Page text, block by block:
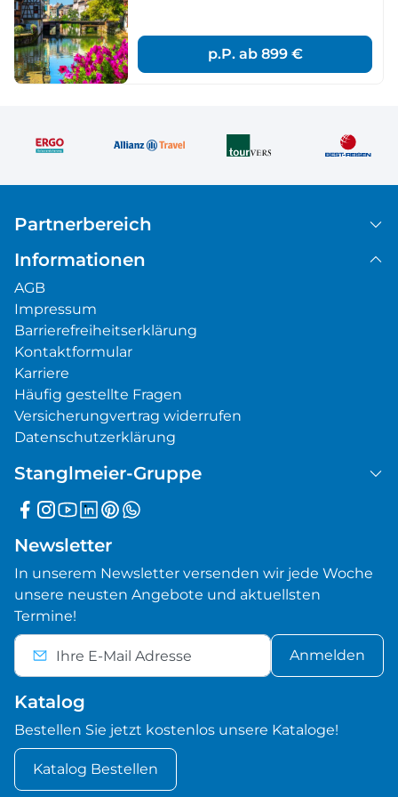
p.P. ab 899 €
Partnerbereich
Informationen
AGB
Impressum
Barrierefreiheitserklärung
Kontaktformular
Karriere
Häufig gestellte Fragen
Versicherungvertrag widerrufen
Datenschutzerklärung
Stanglmeier-Gruppe
Newsletter
In unserem Newsletter versenden wir jede Woche
unsere neusten Angebote und aktuellsten
Termine!
Anmelden
Katalog
Bestellen Sie jetzt kostenlos unsere Kataloge!
Katalog Bestellen